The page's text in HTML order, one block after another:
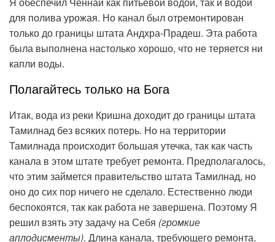
для полива урожая. Но канал был отремонтирован
только до границы штата Андхра-Прадеш. Эта работа
была выполнена настолько хорошо, что не теряется ни
капли воды.
Полагайтесь только на Бога
Итак, вода из реки Кришна доходит до границы штата
Тамилнад без всяких потерь. Но на территории
Тамилнада происходит большая утечка, так как часть
канала в этом штате требует ремонта. Предполагалось,
что этим займется правительство штата Тамилнад, но
оно до сих пор ничего не сделало. Естественно люди
беспокоятся, так как работа не завершена. Поэтому Я
решил взять эту задачу на Себя (громкие
аплодисменты). Длина канала, требующего ремонта,